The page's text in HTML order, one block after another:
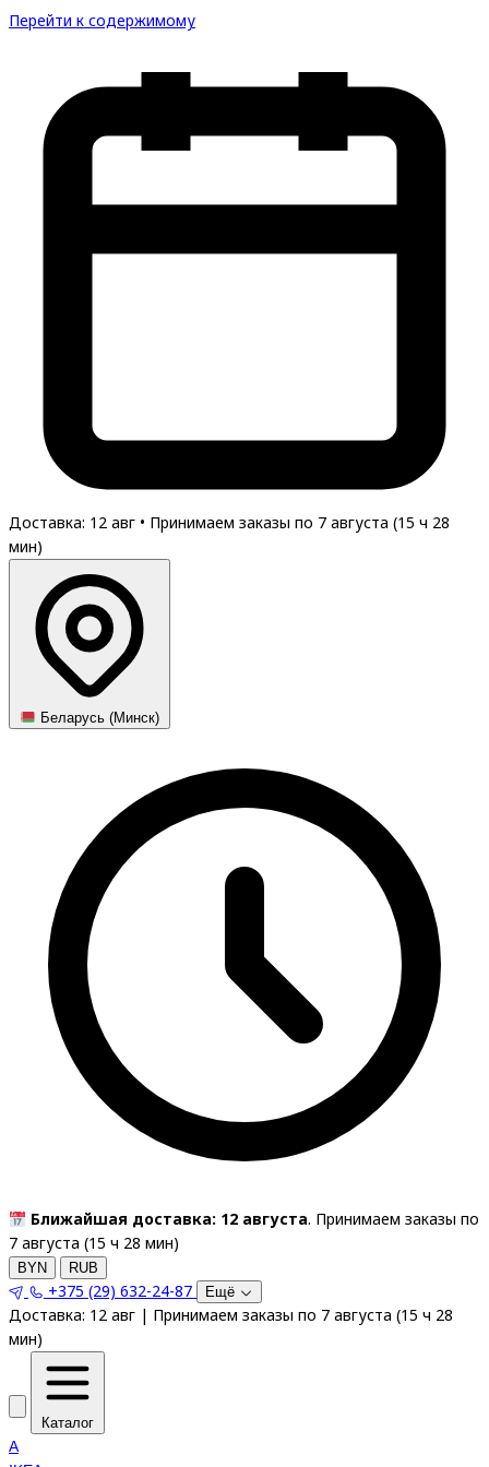
Перейти к содержимому
Доставка: 12 авг • Принимаем заказы по 7 августа (15 ч 28
мин)
Беларусь (Минск)
Ближайшая доставка: 12 августа. Принимаем заказы по
7 августа (15 ч 28 мин)
BYN RUB
+375 (29) 632-24-87 Ещё
Доставка: 12 авг | Принимаем заказы по 7 августа (15 ч 28
мин)
Каталог
A